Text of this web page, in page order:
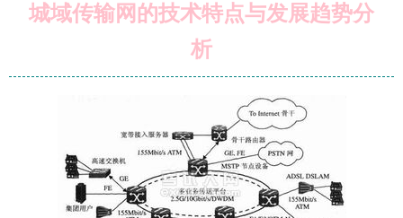
城域传输网的技术特点与发展趋势分
析